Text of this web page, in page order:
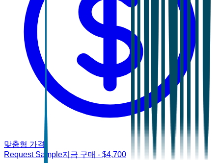
맞춤형 가격
Request Sample지금 구매 - $4,700